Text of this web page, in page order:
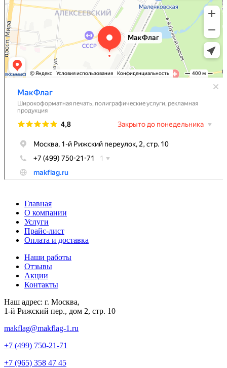
Главная
О компании
Услуги
Прайс-лист
Оплата и доставка
Наши работы
Отзывы
Акции
Контакты
Наш адрес: г. Москва,
1-й Рижский пер., дом 2, стр. 10
makflag@makflag-1.ru
+7 (499) 750-21-71
+7 (965) 358 47 45